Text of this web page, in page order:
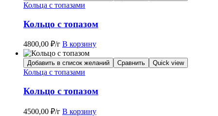
Кольца с топазами
Кольцо с топазом
4800,00 ₽/г В корзину
Добавить в список желаний Сравнить Quick view
Кольца с топазами
Кольцо с топазом
4500,00 ₽/г В корзину